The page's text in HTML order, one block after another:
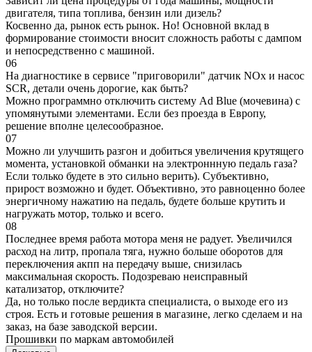
двигателя, типа топлива, бензин или дизель?
Косвенно да, рынок есть рынок. Но! Основной вклад в
формирование стоимости вносит сложность работы с дампом
и непосредственно с машиной.
06
На диагностике в сервисе "приговорили" датчик NOx и насос
SCR, детали очень дорогие, как быть?
Можно программно отключить систему Ad Blue (мочевина) с
упомянутыми элементами. Если без проезда в Европу,
решение вполне целесообразное.
07
Можно ли улучшить разгон и добиться увеличения крутящего
момента, установкой обманки на электроннную педаль газа?
Если только будете в это сильно верить). Субъективно,
прирост возможно и будет. Объективно, это равноценно более
энергичному нажатию на педаль, будете больше крутить и
нагружать мотор, только и всего.
08
Последнее время работа мотора меня не радует. Увеличился
расход на литр, пропала тяга, нужно больше оборотов для
переключения акпп на передачу выше, снизилась
максимальная скорость. Подозреваю неисправный
катализатор, отключите?
Да, но только после вердикта специалиста, о выходе его из
строя. Есть и готовые решения в магазине, легко сделаем и на
заказ, на базе заводской версии.
Прошивки по маркам автомобилей